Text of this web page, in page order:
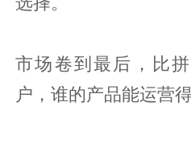
市场卷到最后，比
户，谁的产品能运营得